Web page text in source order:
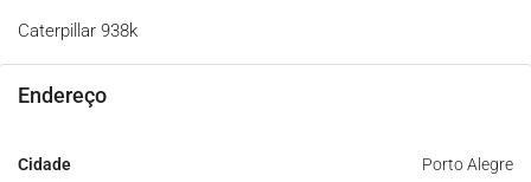
Caterpillar 938k
Endereço
Cidade Porto Alegre